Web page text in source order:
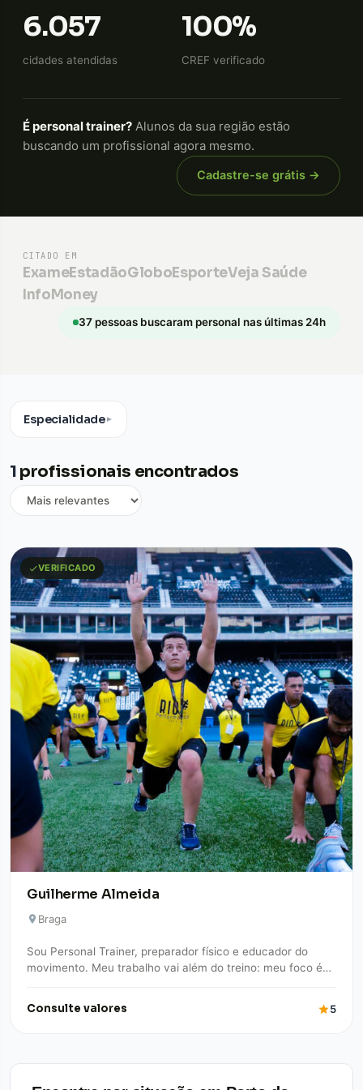
6.057
cidades atendidas
100%
CREF verificado
É personal trainer? Alunos da sua região estão
buscando um profissional agora mesmo.
Cadastre-se grátis →
CITADO EM
ExameEstadãoGloboEsporteVeja Saúde
InfoMoney
37 pessoas buscaram personal nas últimas 24h
Especialidade▼
1 profissionais encontrados
VERIFICADO
Guilherme Almeida
Braga
Sou Personal Trainer, preparador físico e educador do
movimento. Meu trabalho vai além do treino: meu foco é
Consulte valores 5